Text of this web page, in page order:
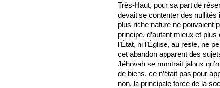
Très-Haut, pour sa part de
devait se contenter des
plus riche nature ne pouvaient
principe, d’autant mieux et
l’État, ni l’Église, au reste, ne
cet abandon apparent des
Jéhovah se montrait jaloux
de biens, ce n’était pas pour
non, la principale force de la